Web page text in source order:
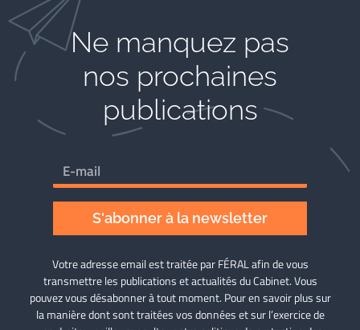
Ne manquez pas
nos prochaines
publications
S'abonner à la newsletter
Votre adresse email est traitée par FÉRAL afin de vous
transmettre les publications et actualités du Cabinet. Vous
pouvez vous désabonner à tout moment. Pour en savoir plus sur
la manière dont sont traitées vos données et sur l’exercice de